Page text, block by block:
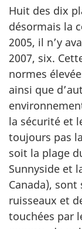
Huit des dix
désormais la
2005, il n’y
2007, six.
normes
ainsi que
la sécurité et
toujours pas
soit la plage
Sunnyside et
Canada),
ruisseaux et
touchées par